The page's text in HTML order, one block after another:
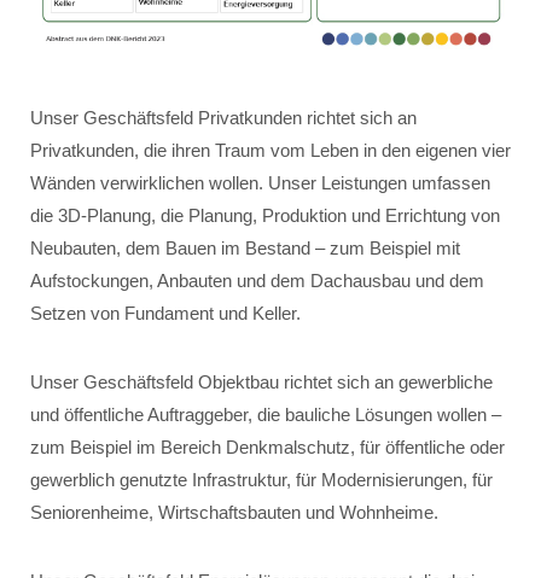
Unser Geschäftsfeld Privatkunden richtet sich an
Privatkunden, die ihren Traum vom Leben in den eigenen vier
Wänden verwirklichen wollen. Unser Leistungen umfassen
die 3D-Planung, die Planung, Produktion und Errichtung von
Neubauten, dem Bauen im Bestand – zum Beispiel mit
Aufstockungen, Anbauten und dem Dachausbau und dem
Setzen von Fundament und Keller.
Unser Geschäftsfeld Objektbau richtet sich an gewerbliche
und öffentliche Auftraggeber, die bauliche Lösungen wollen –
zum Beispiel im Bereich Denkmalschutz, für öffentliche oder
gewerblich genutzte Infrastruktur, für Modernisierungen, für
Seniorenheime, Wirtschaftsbauten und Wohnheime.